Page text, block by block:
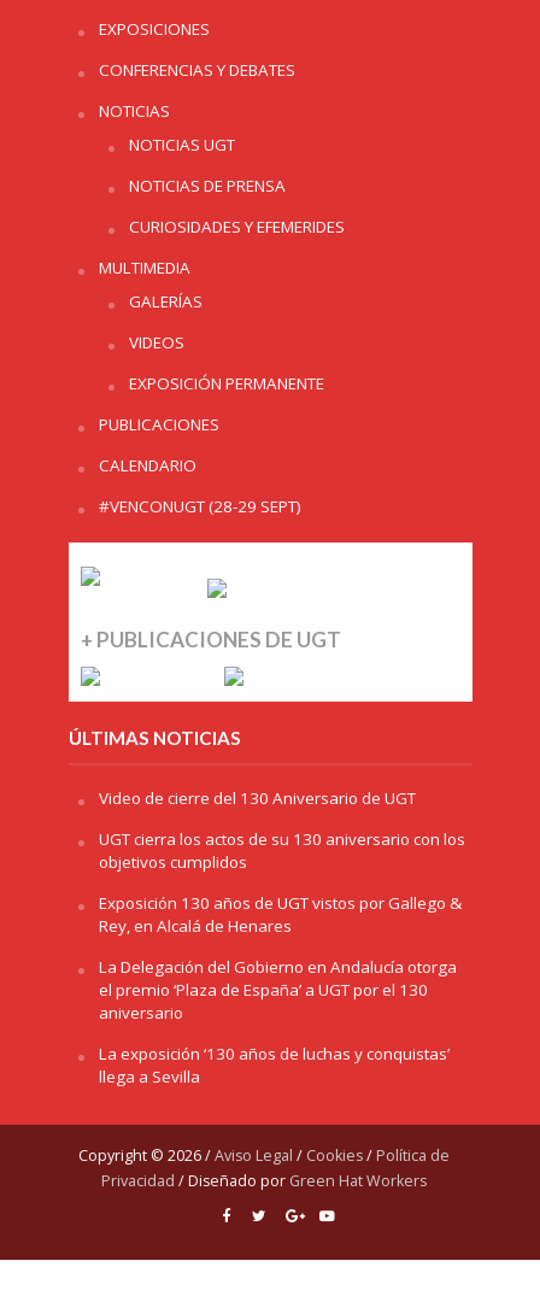
EXPOSICIONES
CONFERENCIAS Y DEBATES
NOTICIAS
NOTICIAS UGT
NOTICIAS DE PRENSA
CURIOSIDADES Y EFEMERIDES
MULTIMEDIA
GALERÍAS
VIDEOS
EXPOSICIÓN PERMANENTE
PUBLICACIONES
CALENDARIO
#VENCONUGT (28-29 SEPT)
+ PUBLICACIONES DE UGT
ÚLTIMAS NOTICIAS
Video de cierre del 130 Aniversario de UGT
UGT cierra los actos de su 130 aniversario con los
objetivos cumplidos
Exposición 130 años de UGT vistos por Gallego &
Rey, en Alcalá de Henares
La Delegación del Gobierno en Andalucía otorga
el premio ‘Plaza de España’ a UGT por el 130
aniversario
La exposición ‘130 años de luchas y conquistas’
llega a Sevilla
Copyright © 2026 /Aviso Legal / Cookies/ Política de
Privacidad / Diseñado por Green Hat Workers